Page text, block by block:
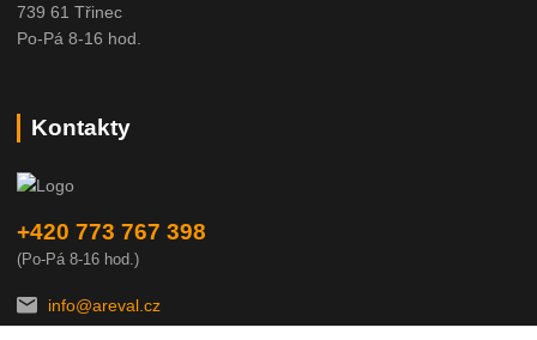
739 61 Třinec
Po-Pá 8-16 hod.
Kontakty
+420 773 767 398
(Po-Pá 8-16 hod.)
info@areval.cz